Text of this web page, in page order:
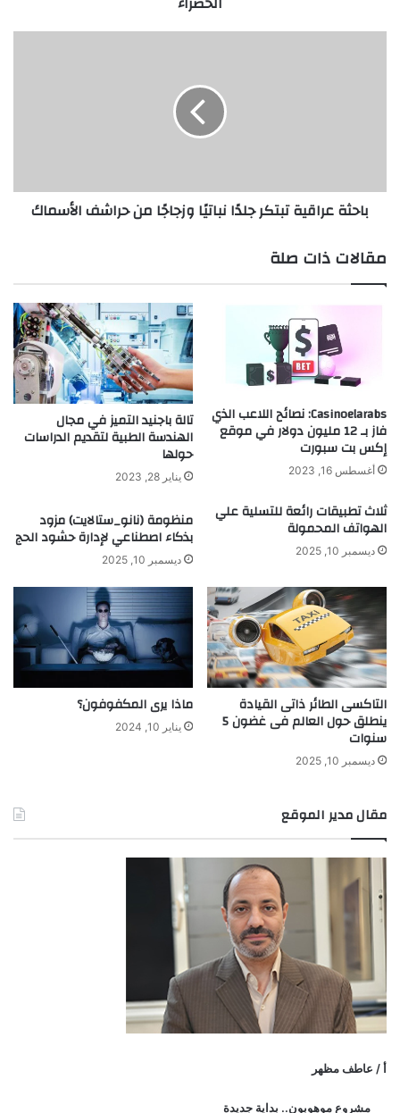
الأسماك
باحثة عراقية تبتكر جلدًا نباتيًا وزجاجًا من حراشف الأسماك
مقالات ذات صلة
Casinoelarabs: نصائح اللاعب الذي
فاز بـ 12 مليون دولار في موقع
إكس بت سبورت
أغسطس 16, 2023
تالة باجنيد التميز في مجال
الهندسة الطبية لتقديم الدراسات
حولها
يناير 28, 2023
ثلاث تطبيقات رائعة للتسلية علي
الهواتف المحمولة
ديسمبر 10, 2025
منظومة (نانو_ستالايت) مزود
بذكاء اصطناعي لإدارة حشود الحج
ديسمبر 10, 2025
التاكسى الطائر ذاتى القيادة
ينطلق حول العالم فى غضون 5
سنوات
ديسمبر 10, 2025
ماذا يرى المكفوفون؟
يناير 10, 2024
مقال مدير الموقع
أ / عاطف مظهر
مشروع موهوبون.. بداية جديدة